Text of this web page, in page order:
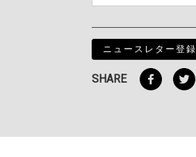
ニュースレター登録
SHARE